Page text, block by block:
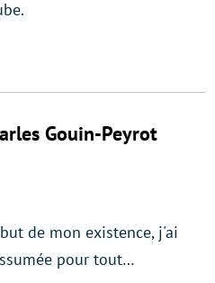
Gouin-Peyrot
de mon existence, j'ai
pour tout…